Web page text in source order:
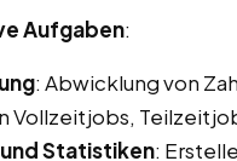
Aufgaben:
: Abwicklung von
Vollzeitjobs,
Statistiken: